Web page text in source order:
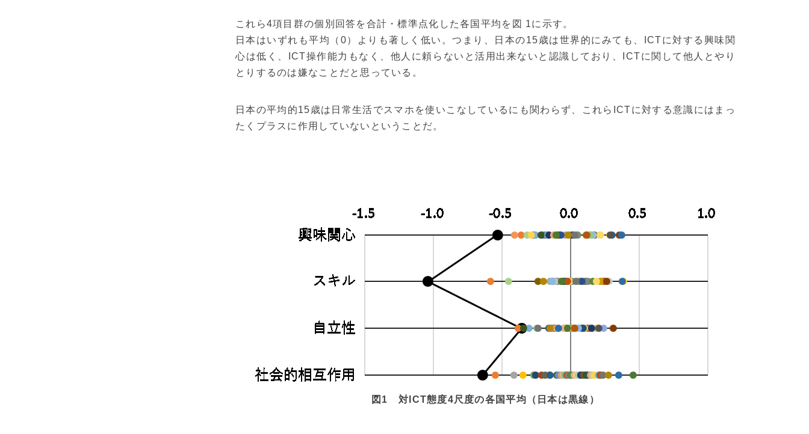
これら4項目群の個別回答を合計・標準点化した各国平均を図 1に示す。
日本はいずれも平均（0）よりも著しく低い。つまり、日本の15歳は世界的にみても、ICTに対する興味関
心は低く、ICT操作能力もなく、他人に頼らないと活用出来ないと認識しており、ICTに関して他人とやり
とりするのは嫌なことだと思っている。
日本の平均的15歳は日常生活でスマホを使いこなしているにも関わらず、これらICTに対する意識にはまっ
たくプラスに作用していないということだ。
図1 対ICT態度4尺度の各国平均（日本は黒線）